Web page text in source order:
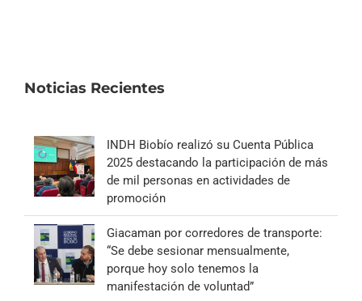
Noticias Recientes
INDH Biobío realizó su Cuenta Pública
2025 destacando la participación de más
de mil personas en actividades de
promoción
Giacaman por corredores de transporte:
“Se debe sesionar mensualmente,
porque hoy solo tenemos la
manifestación de voluntad”